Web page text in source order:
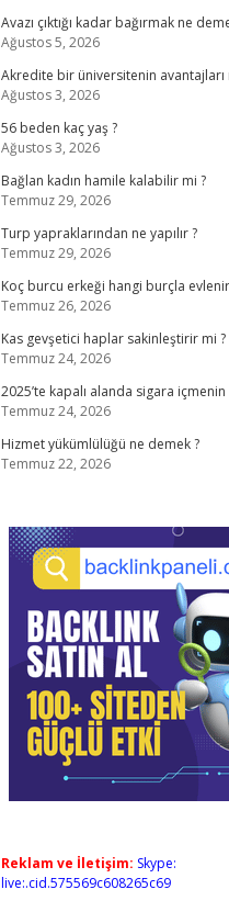
Avazı çıktığı kadar bağırmak ne
Ağustos 5, 2026
Akredite bir üniversitenin avantajları
Ağustos 3, 2026
56 beden kaç yaş ?
Ağustos 3, 2026
Bağlan kadın hamile kalabilir mi ?
Temmuz 29, 2026
Turp yapraklarından ne yapılır ?
Temmuz 29, 2026
Koç burcu erkeği hangi burçla
Temmuz 26, 2026
Kas gevşetici haplar sakinleştirir mi ?
Temmuz 24, 2026
2025’te kapalı alanda sigara içmenin
Temmuz 24, 2026
Hizmet yükümlülüğü ne demek ?
Temmuz 22, 2026
Reklam ve İletişim: Skype:
live:.cid.575569c608265c69